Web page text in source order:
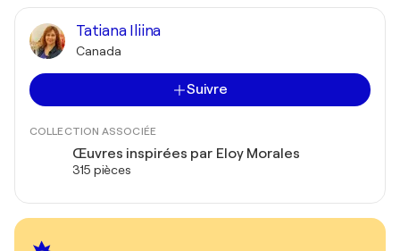
Tatiana Iliina
Canada
Suivre
COLLECTION ASSOCIÉE
Œuvres inspirées par Eloy Morales
315 pièces